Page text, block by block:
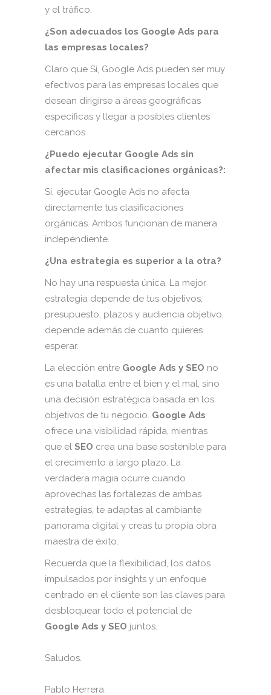
y el tráfico.
¿Son adecuados los Google Ads para
las empresas locales?
Claro que Sí, Google Ads pueden ser muy
efectivos para las empresas locales que
desean dirigirse a áreas geográficas
específicas y llegar a posibles clientes
cercanos.
¿Puedo ejecutar Google Ads sin
afectar mis clasificaciones orgánicas?:
Sí, ejecutar Google Ads no afecta
directamente tus clasificaciones
orgánicas. Ambos funcionan de manera
independiente.
¿Una estrategia es superior a la otra?
No hay una respuesta única. La mejor
estrategia depende de tus objetivos,
presupuesto, plazos y audiencia objetivo,
depende además de cuanto quieres
esperar.
La elección entre Google Ads y SEO no
es una batalla entre el bien y el mal, sino
una decisión estratégica basada en los
objetivos de tu negocio. Google Ads
ofrece una visibilidad rápida, mientras
que el SEO crea una base sostenible para
el crecimiento a largo plazo. La
verdadera magia ocurre cuando
aprovechas las fortalezas de ambas
estrategias, te adaptas al cambiante
panorama digital y creas tu propia obra
maestra de éxito.
Recuerda que la flexibilidad, los datos
impulsados por insights y un enfoque
centrado en el cliente son las claves para
desbloquear todo el potencial de
Google Ads y SEO juntos.
Saludos.
Pablo Herrera.